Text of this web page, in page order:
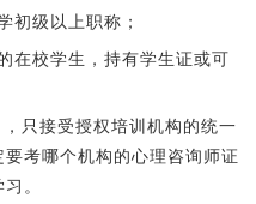
初级以上职称；
在校学生，持有学生证或可
只接受授权培训机构的统一
考哪个机构的心理咨询师证
。